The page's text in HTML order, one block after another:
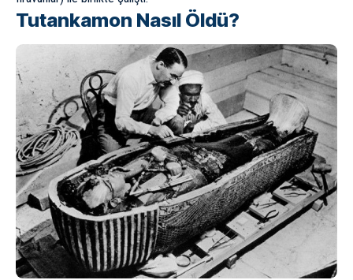
Tutankamon Nasıl Öldü?